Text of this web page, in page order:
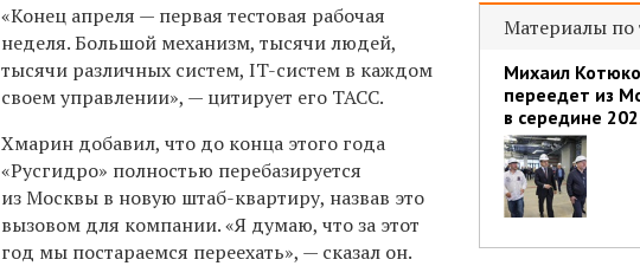
Материалы по
Михаил
переедет из
в середине
«Конец апреля — первая тестовая рабочая
неделя. Большой механизм, тысячи людей,
тысячи различных систем, IT-систем в каждом
своем управлении», — цитирует его ТАСС.
Хмарин добавил, что до конца этого года
«Русгидро» полностью перебазируется
из Москвы в новую штаб-квартиру, назвав это
вызовом для компании.«Я думаю, что за этот
год мы постараемся переехать», — сказал он.